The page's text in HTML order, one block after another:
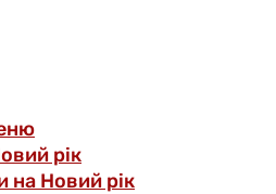
рік
на Новий рік